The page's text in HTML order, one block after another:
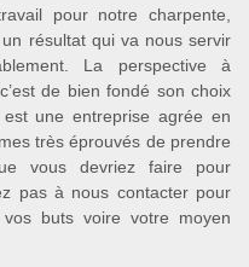
pour notre charpente,
résultat qui va nous servir
La perspective à
de bien fondé son choix
une entreprise agrée en
très éprouvés de prendre
vous devriez faire pour
pas à nous contacter pour
buts voire votre moyen